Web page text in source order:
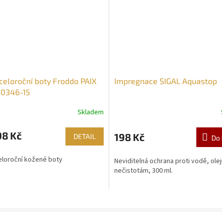
boty Froddo PAIX
15
Skladem
Kč DETAIL
kožené boty
Impregnace SIGAL Aquastop
198 Kč Do
Neviditelná ochrana proti vodě,
nečistotám, 300 ml.